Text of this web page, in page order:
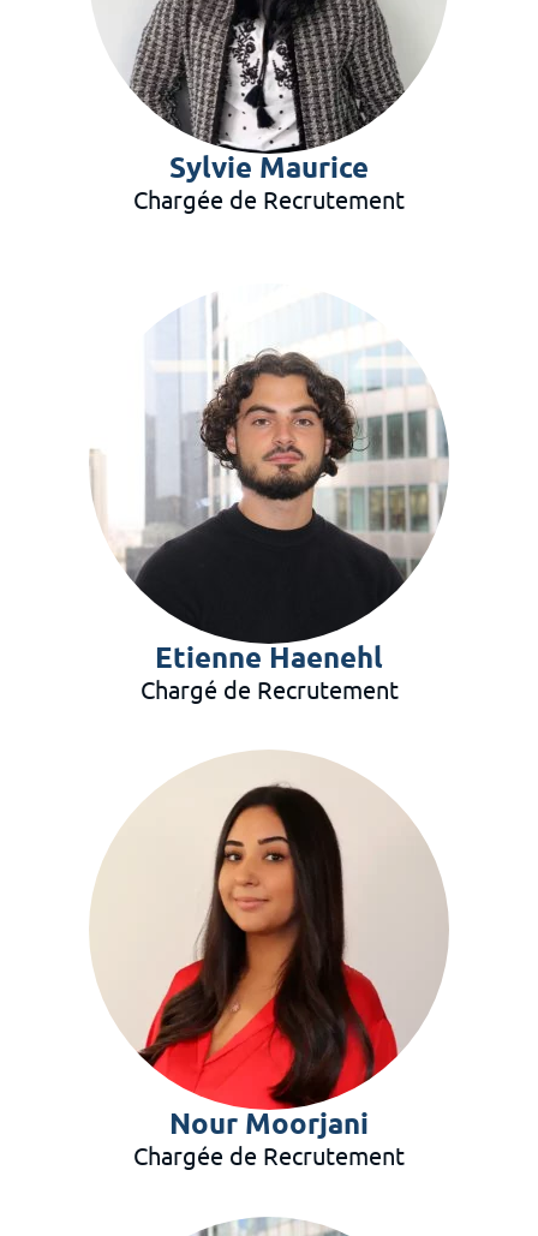
Sylvie Maurice
Chargée de Recrutement
Etienne Haenehl
Chargé de Recrutement
Nour Moorjani
Chargée de Recrutement